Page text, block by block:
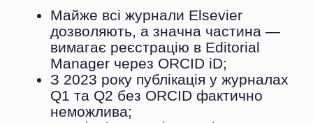
Покрокова інструкція
реєстрації ORCID у 2026
Реєстрація займає не більше 10 хвилин.
Нижче — чіткий порядок дій без зайвих
деталей.
https://orcid.org/register